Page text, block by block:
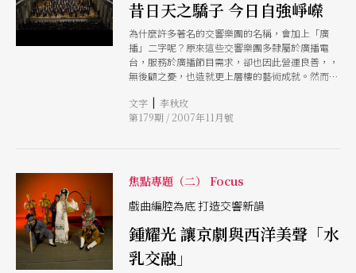
昔日天之驕子 今日自強崢嶸
為什麼許多著名的交響樂團的名稱，會加上「廣
播」二字呢？原來這些交響樂團多隸屬於廣播電
台，服務於廣播節目需求，卻也因此營運良善，，
無後顧之憂，也造就更上層樓的藝術成就。然而這
必須另求出路，自立自強
文字 | 李秋玫
第179期 / 2007年11月號
焦點專題（二） Focus
戲曲編腔為底 打造交響新韻
鍾耀光 讓京劇與西洋美聲「水
乳交融」